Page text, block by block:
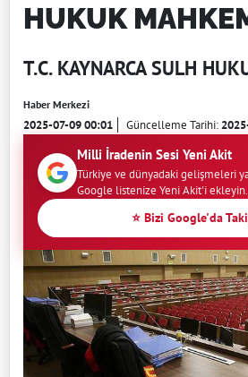
HUKUK
T.C. KAYNARCA SULH
Haber Merkezi
2025-07-09 00:01 Güncelleme Tarihi:
Milli İradenin Sesi Yeni Akit
Türkiye ve dünyadaki gelişmeleri
Google listenize Yeni Akit'i ekleyin.
⭐ Bizi Google'da